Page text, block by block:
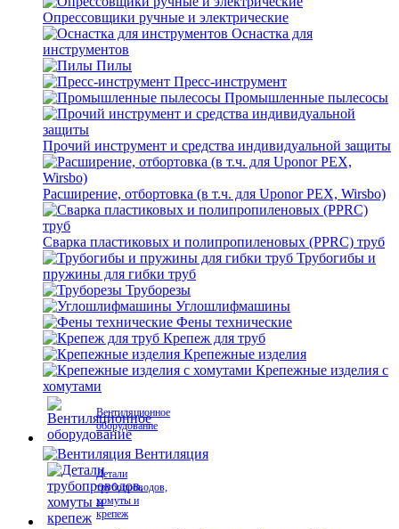
Опрессовщики ручные и электрические
Оснастка для
инструментов
Пилы
Пресс-инструмент
Промышленные пылесосы
Прочий инструмент и средства индивидуальной защиты
Расширение, отбортовка (в т.ч. для Uponor PEX, Wirsbo)
Сварка пластиковых и полипропиленовых (PPRC) труб
Трубогибы и
пружины для гибки труб
Труборезы
Углошлифмашины
Фены технические
Крепеж для труб
Крепежные изделия
Крепежные изделия с
хомутами
Вентиляционное
оборудование
Вентиляция
Детали
трубопроводов,
хомуты и
крепеж